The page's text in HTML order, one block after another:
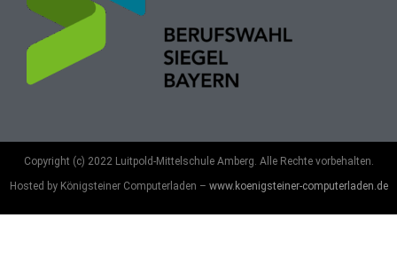
Copyright (c) 2022 Luitpold-Mittelschule Amberg. Alle Rechte vorbehalten.
Hosted by Königsteiner Computerladen – www.koenigsteiner-computerladen.de